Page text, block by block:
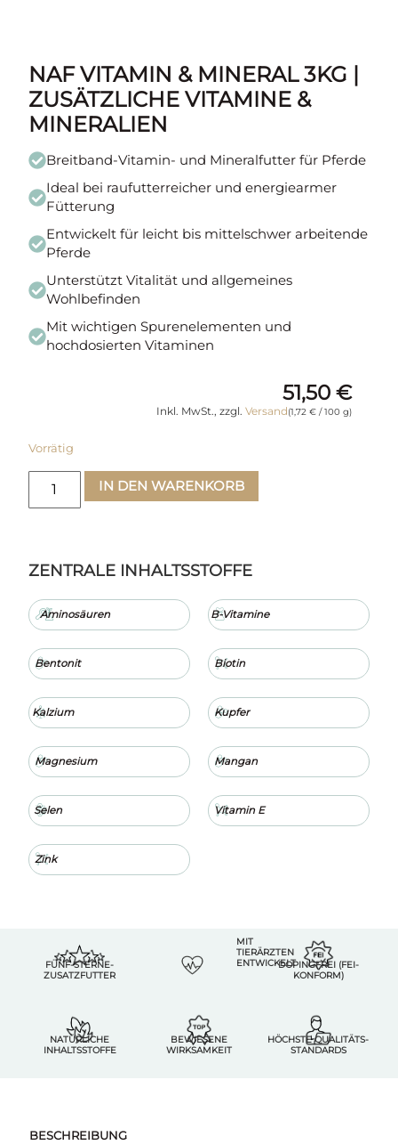
NAF VITAMIN & MINERAL 3KG |
ZUSÄTZLICHE VITAMINE &
MINERALIEN
Breitband-Vitamin- und Mineralfutter für Pferde
Ideal bei raufutterreicher und energiearmer
Fütterung
Entwickelt für leicht bis mittelschwer arbeitende
Pferde
Unterstützt Vitalität und allgemeines
Wohlbefinden
Mit wichtigen Spurenelementen und
hochdosierten Vitaminen
51,50 €
Inkl. MwSt., zzgl. Versand(1,72 €/ 100 g)
Vorrätig
IN DEN WARENKORB
ZENTRALE INHALTSSTOFFE
Aminosäuren B-Vitamine
Bentonit Biotin
Kalzium Kupfer
Magnesium Mangan
Selen Vitamin E
Zink
FÜNF-STERNE-
ZUSATZFUTTER
MIT
TIERÄRZTEN
ENTWICKELTDOPINGFREI (FEI-
KONFORM)
NATÜRLICHE
INHALTSSTOFFE
BEWIESENE
WIRKSAMKEIT
HÖCHSTE QUALITÄTS-
STANDARDS
BESCHREIBUNG